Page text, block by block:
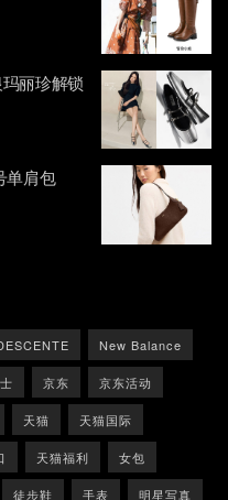
丽珍解锁
单肩包
New Balance
京东 京东活动
天猫 天猫国际
天猫福利 女包
徒步鞋 手表 明星写真